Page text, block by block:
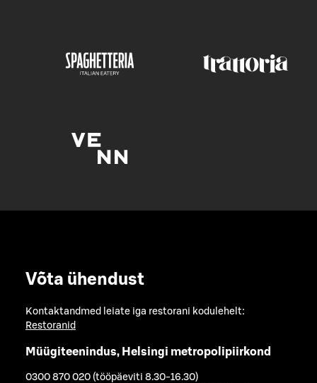
Võta ühendust
Kontaktandmed leiate iga restorani kodulehelt:
Restoranid
Müügiteenindus, Helsingi metropolipiirkond
0300 870 020 (tööpäeviti 8.30-16.30)